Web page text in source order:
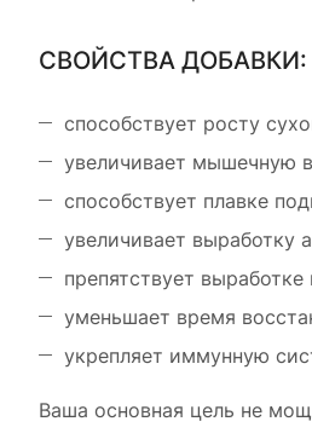
СВОЙСТВА ДОБАВКИ:
способствует росту
увеличивает мышечную
способствует плавке
увеличивает выработку
препятствует
уменьшает время
укрепляет иммунную
Ваша основная цель не